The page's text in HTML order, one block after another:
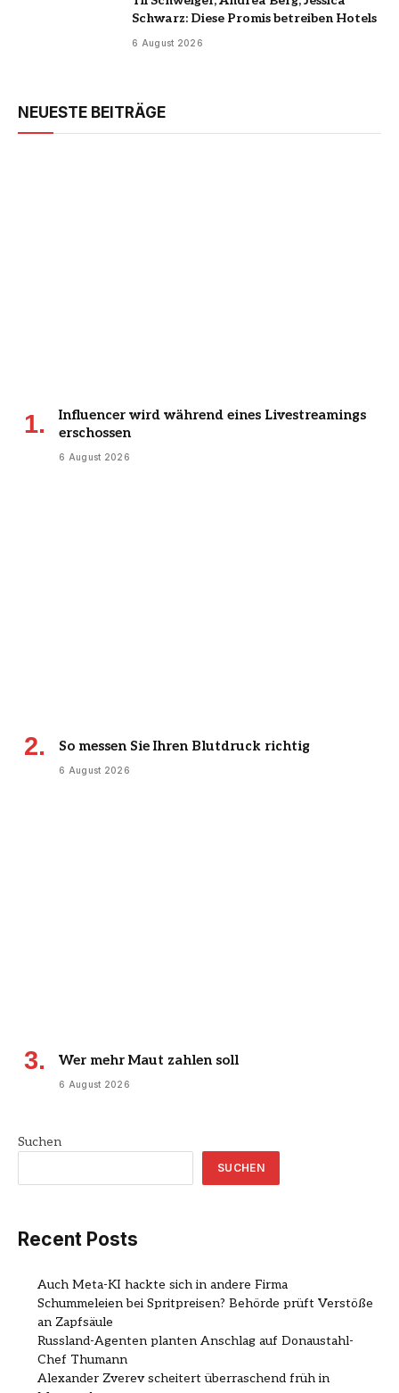
Schwarz: Diese Promis betreiben Hotels
6 August 2026
NEUESTE BEITRÄGE
Influencer wird während eines Livestreamings
erschossen
6 August 2026
So messen Sie Ihren Blutdruck richtig
6 August 2026
Wer mehr Maut zahlen soll
6 August 2026
Suchen
SUCHEN
Recent Posts
Auch Meta-KI hackte sich in andere Firma
Schummeleien bei Spritpreisen? Behörde prüft Verstöße
an Zapfsäule
Russland-Agenten planten Anschlag auf Donaustahl-
Chef Thumann
Alexander Zverev scheitert überraschend früh in